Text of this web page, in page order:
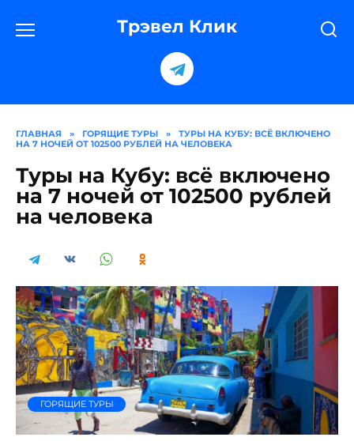
содержанию
Трэвел Клик
ГЛАВНАЯ » ГОРЯЩИЕ ТУРЫ »
ТУРЫ НА КУБУ: ВСЁ ВКЛЮЧЕНО
НА 7 НОЧЕЙ ОТ 102500 РУБЛЕЙ НА ЧЕЛОВЕКА
Туры на Кубу: всё включено
на 7 ночей от 102500 рублей
на человека
ГОРЯЩИЕ ТУРЫ